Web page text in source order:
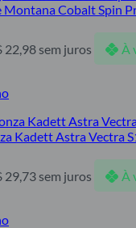
Cobalt Spin
22,98 sem juros À
Kadett Astra Vectra
29,73 sem juros À